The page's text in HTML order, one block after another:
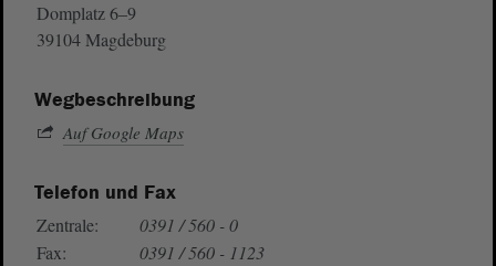
Domplatz 6–9
39104 Magdeburg
Wegbeschreibung
Auf Google Maps
Telefon und Fax
Zentrale:
0391 / 560 - 0
Fax:
0391 / 560 - 1123